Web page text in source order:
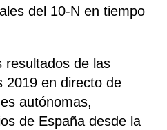
del 10-N en tiempo
resultados de las
2019 en directo de
autónomas,
de España desde la